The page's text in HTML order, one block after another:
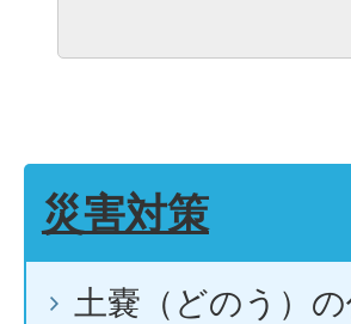
災害対策
土嚢（どのう）